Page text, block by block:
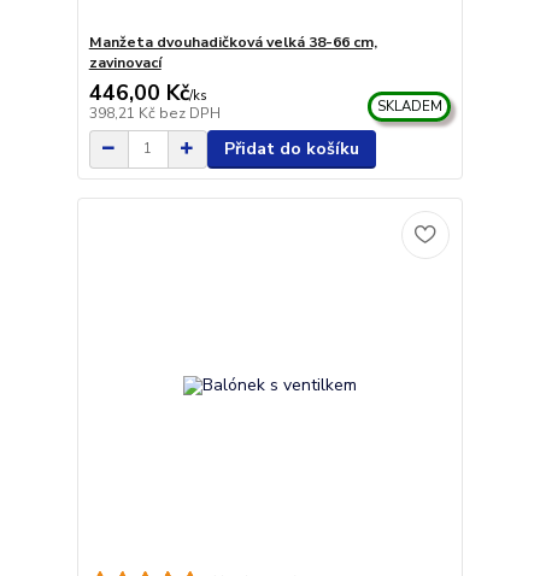
Manžeta dvouhadičková velká 38-66 cm,
zavinovací
446,00 Kč/ks
398,21 Kč bez DPH SKLADEM
Přidat do košíku